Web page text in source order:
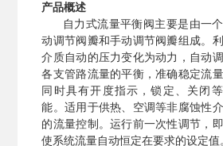
产品概述
自力式流量平衡阀主要是由一
动调节阀瓣和手动调节阀瓣组成。
介质自动的压力变化为动力，自动
各支管路流量的平衡，准确稳定流量
同时具有开度指示，锁定、关闭
能。适用于供热、空调等非腐蚀性
的流量控制。运行前一次性调节，
使系统流量自动恒定在要求的设定值